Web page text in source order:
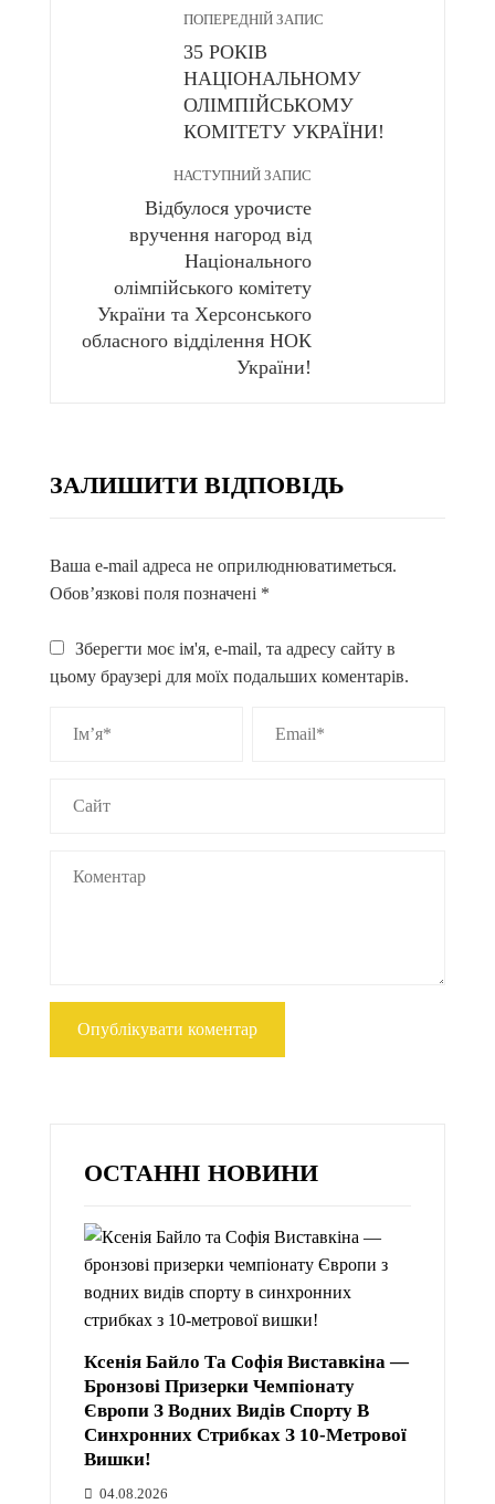
ПОПЕРЕДНІЙ ЗАПИС
35 РОКІВ
НАЦІОНАЛЬНОМУ
ОЛІМПІЙСЬКОМУ
КОМІТЕТУ УКРАЇНИ!
НАСТУПНИЙ ЗАПИС
Відбулося урочисте
вручення нагород від
Національного
олімпійського комітету
України та Херсонського
обласного відділення НОК
України!
ЗАЛИШИТИ ВІДПОВІДЬ
Ваша e-mail адреса не оприлюднюватиметься.
Обов’язкові поля позначені *
Зберегти моє ім'я, e-mail, та адресу сайту в
цьому браузері для моїх подальших коментарів.
ОСТАННІ НОВИНИ
Ксенія Байло Та Софія Виставкіна —
Бронзові Призерки Чемпіонату
Європи З Водних Видів Спорту В
Синхронних Стрибках З 10-Метрової
Вишки!
04.08.2026